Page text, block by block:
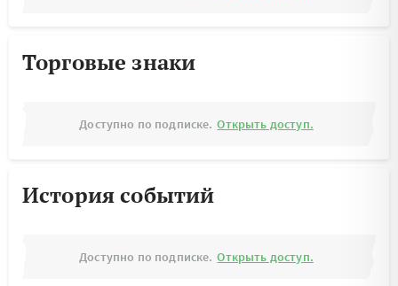
Торговые знаки
Доступно по подписке. Открыть доступ.
История событий
Доступно по подписке. Открыть доступ.